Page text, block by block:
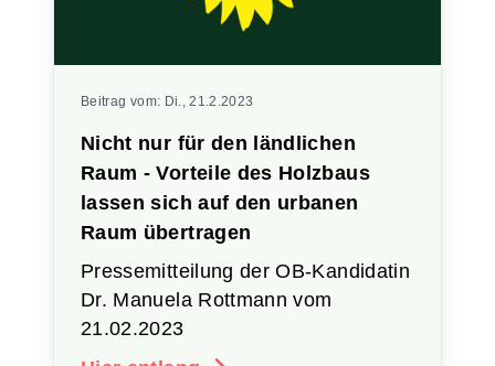
Beitrag vom: Di., 21.2.2023
Nicht nur für den ländlichen
Raum - Vorteile des Holzbaus
lassen sich auf den urbanen
Raum übertragen
Pressemitteilung der OB-Kandidatin
Dr. Manuela Rottmann vom
21.02.2023